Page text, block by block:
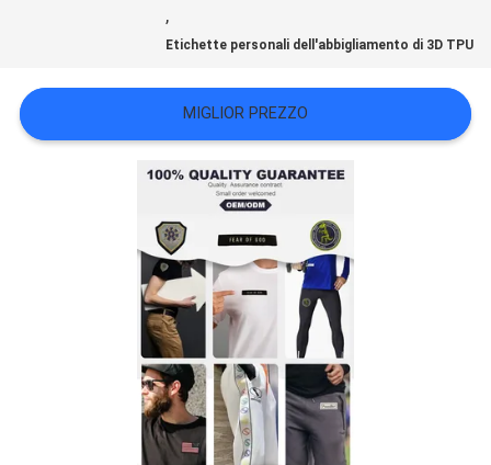
DEL
,
Etichette personali dell'abbigliamento di 3D TPU
MIGLIOR PREZZO